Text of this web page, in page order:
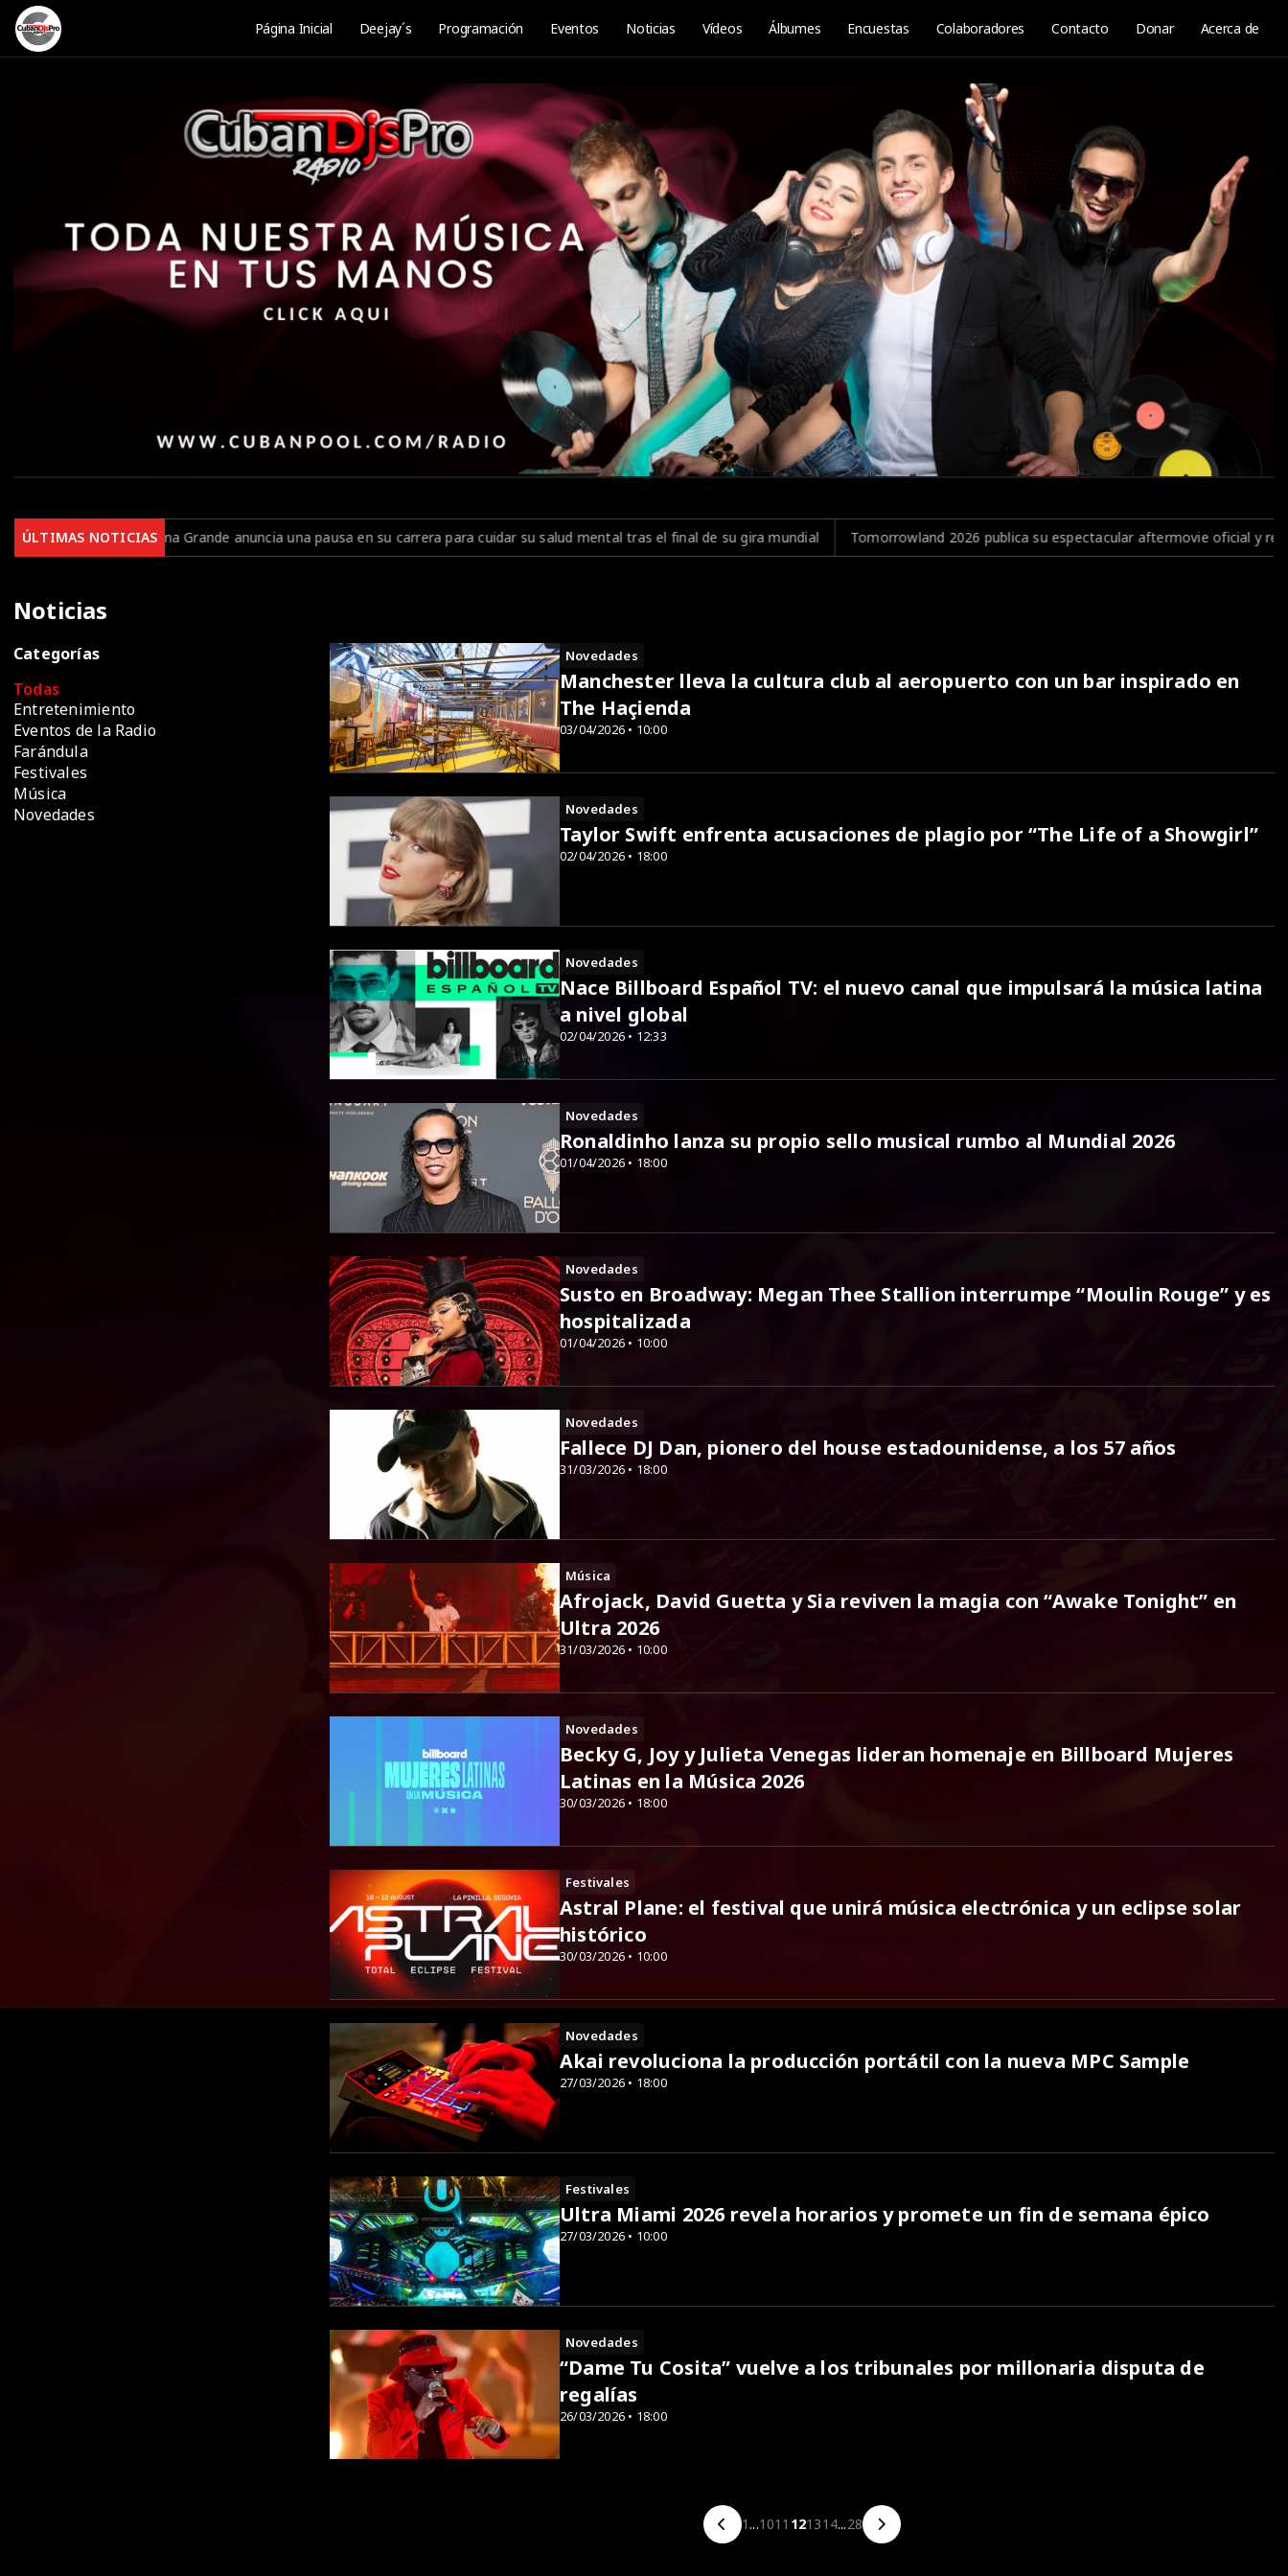
Página Inicial Deejay´s Programación Eventos Noticias Vídeos Álbumes Encuestas Colaboradores Contacto Donar Acerca de
ÚLTIMAS NOTICIAS
Grande anuncia una pausa en su carrera para cuidar su salud mental tras el final de su gira mundial Tomorrowland 2026 publica su espectacular aftermovie oficial y revive la magia del
Noticias
Categorías
Todas
Entretenimiento
Eventos de la Radio
Farándula
Festivales
Música
Novedades
Novedades
03/04/2026 • 10:00
Manchester lleva la cultura club al aeropuerto con un bar inspirado en
The Haçienda
Novedades
02/04/2026 • 18:00
Taylor Swift enfrenta acusaciones de plagio por “The Life of a Showgirl”
Novedades
02/04/2026 • 12:33
Nace Billboard Español TV: el nuevo canal que impulsará la música latina
a nivel global
Novedades
01/04/2026 • 18:00
Ronaldinho lanza su propio sello musical rumbo al Mundial 2026
Novedades
01/04/2026 • 10:00
Susto en Broadway: Megan Thee Stallion interrumpe “Moulin Rouge” y es
hospitalizada
Novedades
31/03/2026 • 18:00
Fallece DJ Dan, pionero del house estadounidense, a los 57 años
Música
31/03/2026 • 10:00
Afrojack, David Guetta y Sia reviven la magia con “Awake Tonight” en
Ultra 2026
Novedades
30/03/2026 • 18:00
Becky G, Joy y Julieta Venegas lideran homenaje en Billboard Mujeres
Latinas en la Música 2026
Festivales
30/03/2026 • 10:00
Astral Plane: el festival que unirá música electrónica y un eclipse solar
histórico
Novedades
27/03/2026 • 18:00
Akai revoluciona la producción portátil con la nueva MPC Sample
Festivales
27/03/2026 • 10:00
Ultra Miami 2026 revela horarios y promete un fin de semana épico
Novedades
26/03/2026 • 18:00
“Dame Tu Cosita” vuelve a los tribunales por millonaria disputa de
regalías
1...1011 121314...28